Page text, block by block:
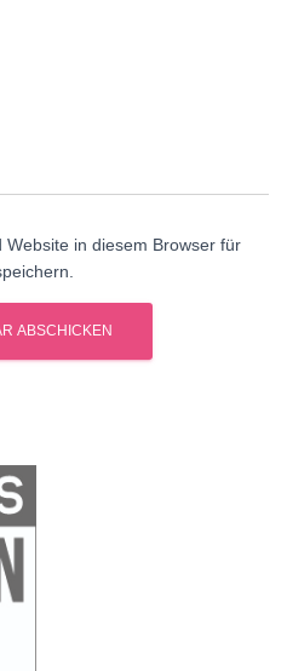
in diesem Browser für